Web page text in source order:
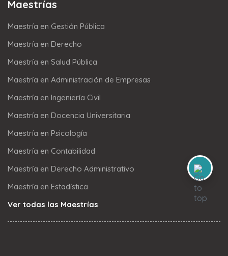
Maestrías
Maestría en Gestión Pública
Maestría en Derecho
Maestría en Salud Pública
Maestría en Administración de Empresas
Maestría en Ingeniería Civil
Maestría en Docencia Universitaria
Maestría en Psicología
Maestría en Contabilidad
Maestría en Derecho Administrativo
Maestría en Estadística
Ver todas las Maestrías